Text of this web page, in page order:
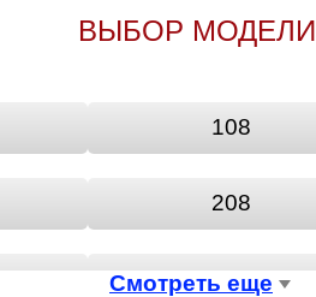
ВЫБОР МОДЕЛИ
108
208
308
Смотреть еще